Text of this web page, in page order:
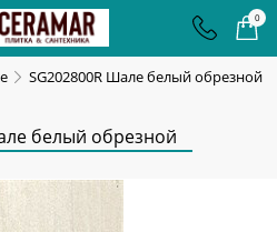
0
SG202800R Шале белый обрезной
белый обрезной